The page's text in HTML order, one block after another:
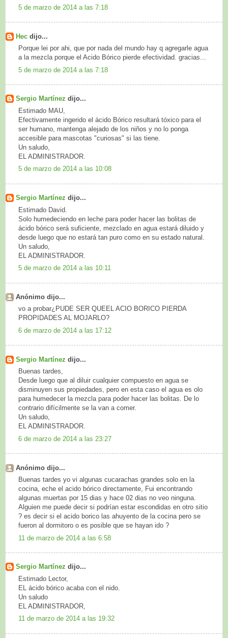
5 de marzo de 2014 a las 7:18
Hec dijo...
Porque lei por ahi, que por nada del mundo hay q agregarle agua
a la mezcla porque el Acido Bórico pierde efectividad. gracias...
5 de marzo de 2014 a las 7:18
Sergio Martínez dijo...
Estimado MAU,
Efectivamente ingerido el ácido Bórico resultará tóxico para el
ser humano, mantenga alejado de los niños y no lo ponga
accesible para mascotas "curiosas" si las tiene.
Un saludo,
EL ADMINISTRADOR.
5 de marzo de 2014 a las 10:08
Sergio Martínez dijo...
Estimado David.
Solo humedeciendo en leche para poder hacer las bolitas de
ácido bórico será suficiente, mezclado en agua estará diluido y
desde luego que no estará tan puro como en su estado natural.
Un saludo,
EL ADMINISTRADOR.
5 de marzo de 2014 a las 10:11
Anónimo dijo...
vo a probar¿PUDE SER QUEEL ACIO BORICO PIERDA
PROPIDADES AL MOJARLO?
6 de marzo de 2014 a las 17:12
Sergio Martínez dijo...
Buenas tardes,
Desde luego que al diluir cualquier compuesto en agua se
disminuyen sus propiedades, pero en esta caso el agua es olo
para humedecer la mezcla para poder hacer las bolitas. De lo
contrario difícilmente se la van a comer.
Un saludo,
EL ADMINISTRADOR.
6 de marzo de 2014 a las 23:27
Anónimo dijo...
Buenas tardes yo vi algunas cucarachas grandes solo en la
cocina, eche el acido bórico directamente, Fui encontrando
algunas muertas por 15 dias y hace 02 dias no veo ninguna.
Alguien me puede decir si podrían estar escondidas en otro sitio
? es decir si el acido borico las ahuyento de la cocina pero se
fueron al dormitoro o es posible que se hayan ido ?
11 de marzo de 2014 a las 6:58
Sergio Martínez dijo...
Estimado Lector,
EL ácido bórico acaba con el nido.
Un saludo
EL ADMINISTRADOR,
11 de marzo de 2014 a las 19:32